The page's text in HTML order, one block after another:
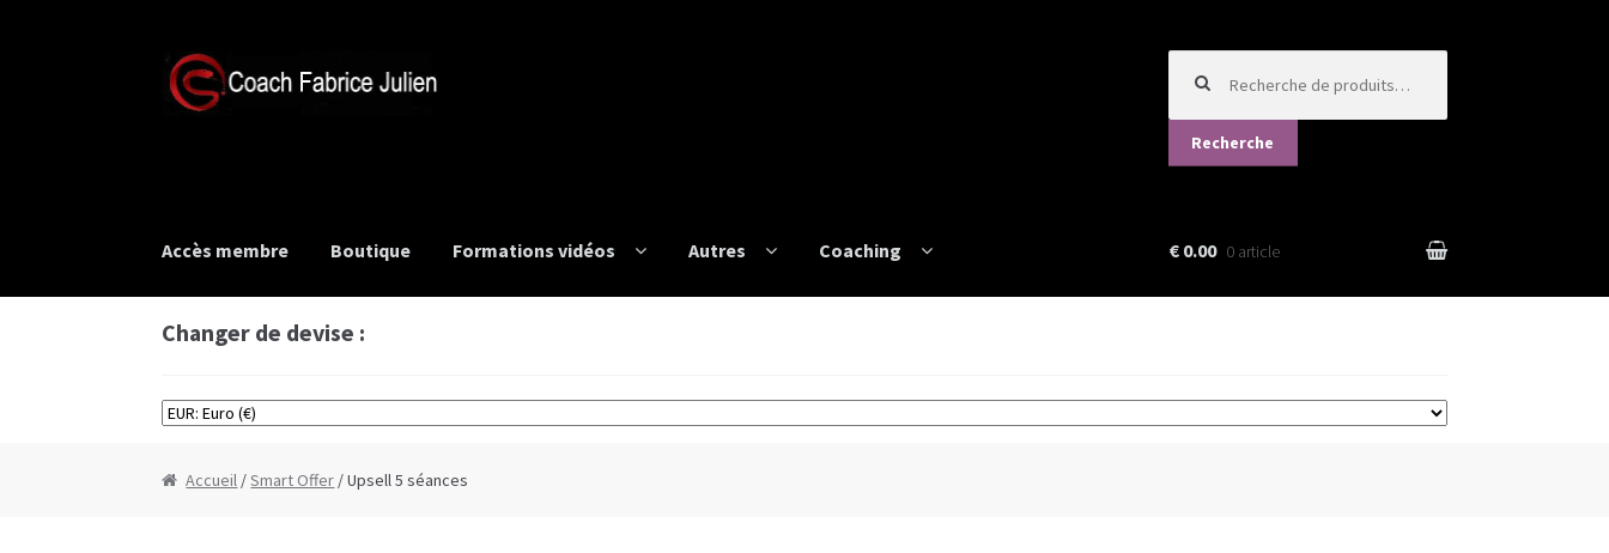
Aller
à
Aller
au
pour :
Recherche
Accès membre Boutique Formations vidéos Autres Coaching € 0.00 0 article
Changer de devise :
Accueil /Smart Offer / Upsell 5 séances